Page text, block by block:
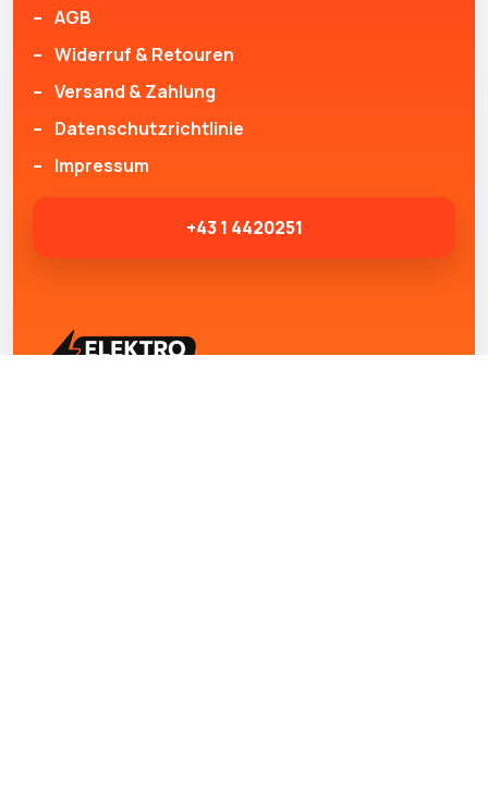
AGB
Widerruf & Retouren
Versand & Zahlung
Datenschutzrichtlinie
Impressum
+43 1 4420251